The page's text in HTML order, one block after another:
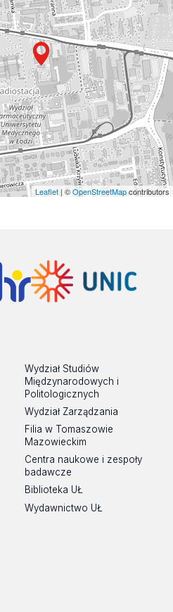
Leaflet | ©OpenStreetMapcontributors
Wydział Studiów
Międzynarodowych i
Politologicznych
Wydział Zarządzania
Filia w Tomaszowie
Mazowieckim
Centra naukowe i zespoły
badawcze
Biblioteka UŁ
Wydawnictwo UŁ